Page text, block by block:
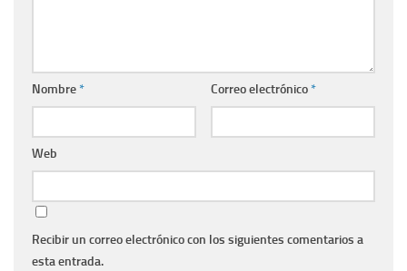
Nombre* Correo electrónico*
Web
Recibir un correo electrónico con los siguientes comentarios a
esta entrada.